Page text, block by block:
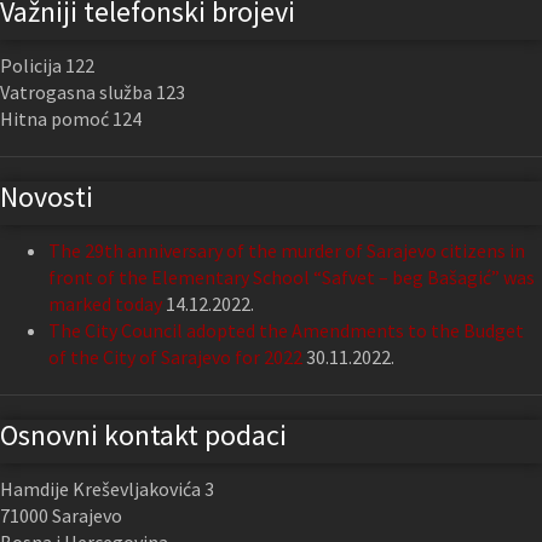
Važniji telefonski brojevi
Policija 122
Vatrogasna služba 123
Hitna pomoć 124
Novosti
The 29th anniversary of the murder of Sarajevo citizens in
front of the Elementary School “Safvet – beg Bašagić” was
marked today 14.12.2022.
The City Council adopted the Amendments to the Budget
of the City of Sarajevo for 202230.11.2022.
Osnovni kontakt podaci
Hamdije Kreševljakovića 3
71000 Sarajevo